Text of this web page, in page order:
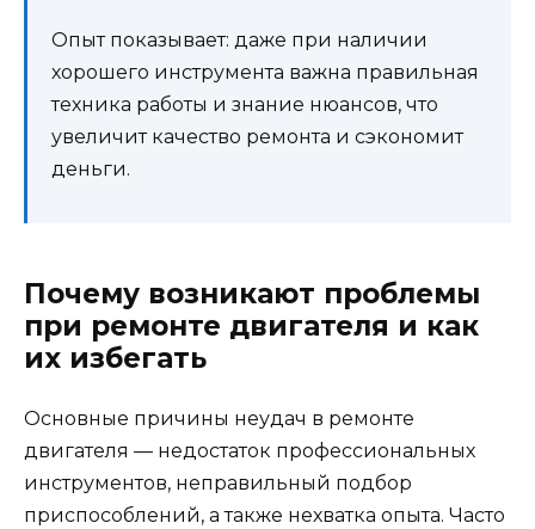
Опыт показывает: даже при наличии
хорошего инструмента важна правильная
техника работы и знание нюансов, что
увеличит качество ремонта и сэкономит
деньги.
Почему возникают проблемы
при ремонте двигателя и как
их избегать
Основные причины неудач в ремонте
двигателя — недостаток профессиональных
инструментов, неправильный подбор
приспособлений, а также нехватка опыта. Часто